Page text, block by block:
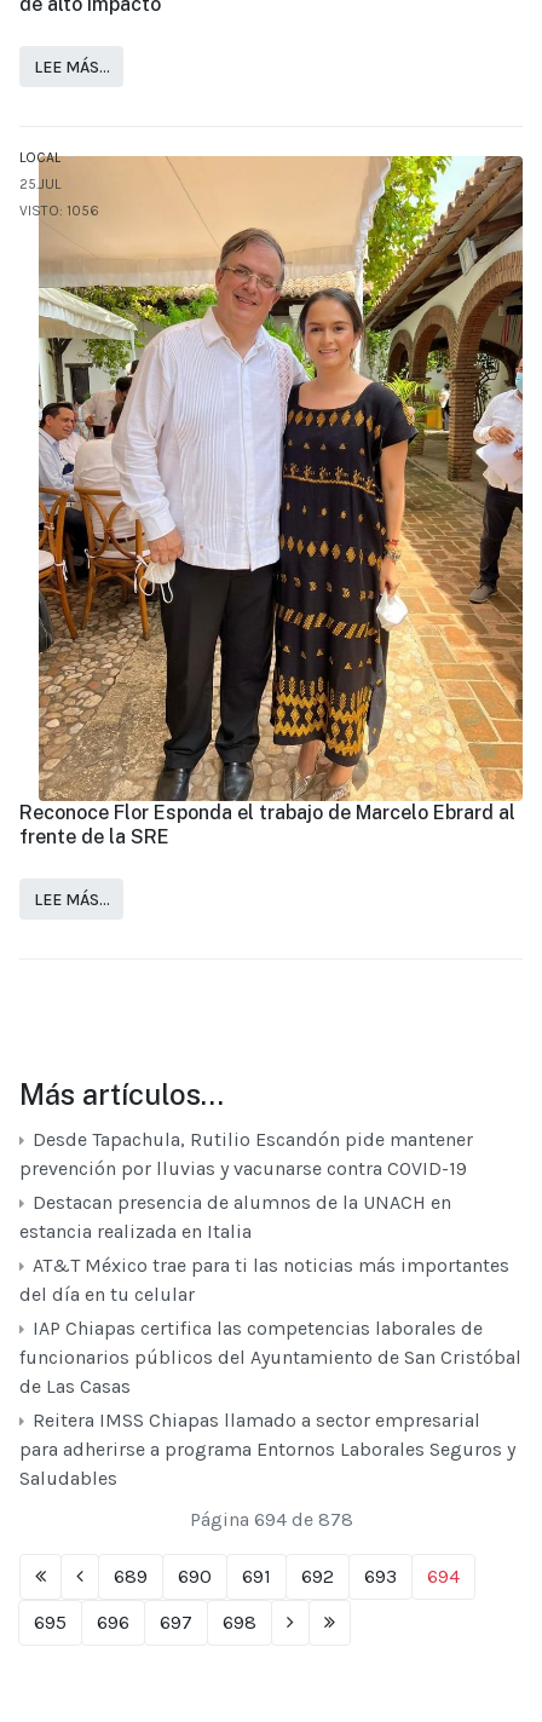
de alto impacto
LEE MÁS…
LOCAL
25.JUL
VISTO: 1056
Reconoce Flor Esponda el trabajo de Marcelo Ebrard al
frente de la SRE
LEE MÁS…
Más artículos…
Desde Tapachula, Rutilio Escandón pide mantener
prevención por lluvias y vacunarse contra COVID-19
Destacan presencia de alumnos de la UNACH en
estancia realizada en Italia
AT&T México trae para ti las noticias más importantes
del día en tu celular
IAP Chiapas certifica las competencias laborales de
funcionarios públicos del Ayuntamiento de San Cristóbal
de Las Casas
Reitera IMSS Chiapas llamado a sector empresarial
para adherirse a programa Entornos Laborales Seguros y
Saludables
Página 694 de 878
689 690 691 692 693
694
695
696 697 698